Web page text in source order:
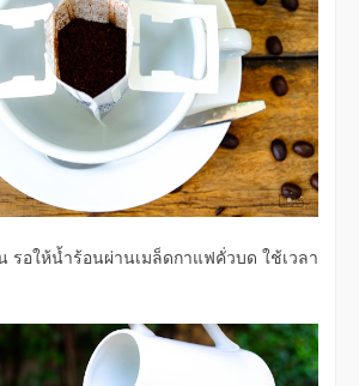
รอให้น้ำร้อนผ่านเมล็ดกาแฟคั่วบด ใช้เวลา